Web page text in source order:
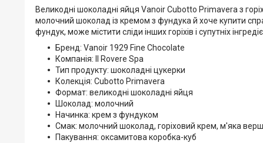
Великодні шоколадні яйця Vanoir Cubotto Primavera з
молочний шоколад із кремом з фундука й хоче купити
фундук, може містити сліди інших горіхів і супутніх
Бренд: Vanoir 1929 Fine Chocolate
Компанія: Il Rovere Spa
Тип продукту: шоколадні цукерки
Колекція: Cubotto Primavera
Формат: великодні шоколадні яйця
Шоколад: молочний
Начинка: крем з фундуком
Смак: молочний шоколад, горіховий крем, м'яка
Пакування: оксамитова коробка-куб